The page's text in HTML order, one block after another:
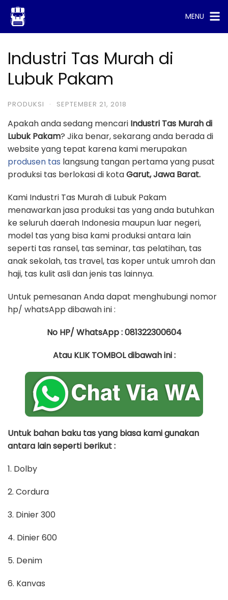
Skip
content
MENU
Industri Tas Murah di
Lubuk Pakam
PRODUKSI · SEPTEMBER 21, 2018
Apakah anda sedang mencari Industri Tas Murah di
Lubuk Pakam? Jika benar, sekarang anda berada di
website yang tepat karena kami merupakan
produsen tas langsung tangan pertama yang pusat
produksi tas berlokasi di kotaGarut, Jawa Barat.
Kami Industri Tas Murah di Lubuk Pakam
menawarkan jasa produksi tas yang anda butuhkan
ke seluruh daerah Indonesia maupun luar negeri,
model tas yang bisa kami produksi antara lain
seperti tas ransel, tas seminar, tas pelatihan, tas
anak sekolah, tas travel, tas koper untuk umroh dan
haji, tas kulit asli dan jenis tas lainnya.
Untuk pemesanan Anda dapat menghubungi nomor
hp/ whatsApp dibawah ini :
No HP/ WhatsApp : 081322300604
Atau KLIK TOMBOL dibawah ini :
Untuk bahan baku tas yang biasa kami gunakan
antara lain seperti berikut :
1. Dolby
2. Cordura
3. Dinier 300
4. Dinier 600
5. Denim
6. Kanvas